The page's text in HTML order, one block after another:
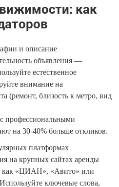
как
и описание
объявления —
естественное
внимание на
(ремонт, близость к метро, вид
профессиональными
на 30-40% больше откликов.
платформах
на крупных сайтах аренды
как «ЦИАН», «Авито» или
ключевые слова,